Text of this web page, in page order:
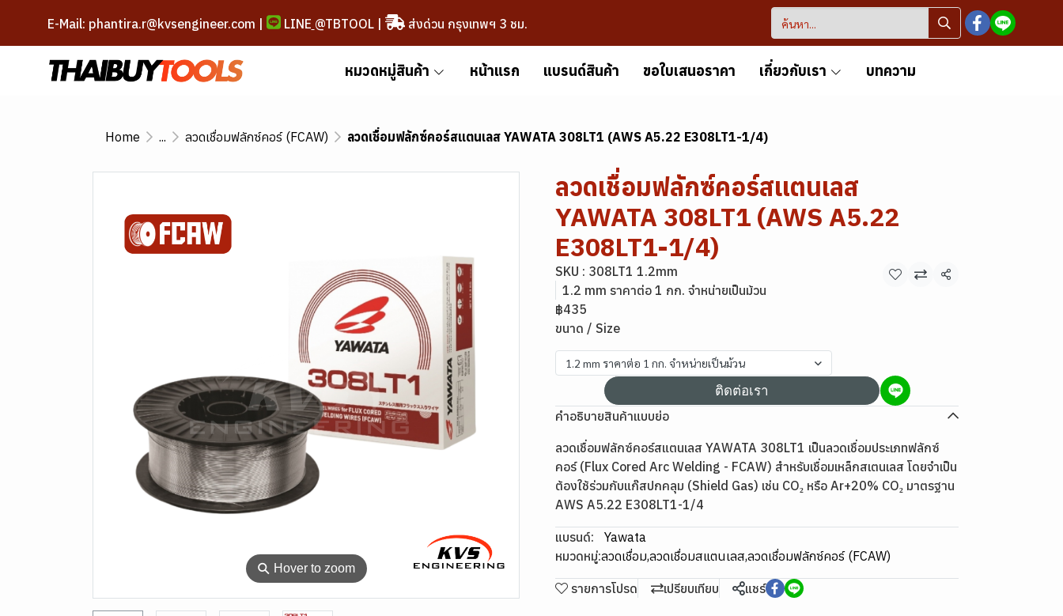
E-Mail: phantira.r@kvsengineer.com | LINE @TBTOOL| ส่งด่วน กรุงเทพฯ 3 ชม.
หมวดหมู่สินค้า หน้าแรก แบรนด์สินค้า ขอใบเสนอราคา เกี่ยวกับเรา บทความ
Home ... ลวดเชื่อมฟลักซ์คอร์ (FCAW) ลวดเชื่อมฟลักซ์คอร์สแตนเลส YAWATA 308LT1 (AWS A5.22 E308LT1-1/4)
⚲ Hover to zoom
ลวดเชื่อมฟลักซ์คอร์สแตนเลส
YAWATA 308LT1 (AWS A5.22
E308LT1-1/4)
SKU : 308LT1 1.2mm
1.2 mm ราคาต่อ 1 กก. จำหน่ายเป็นม้วน
แชร์
฿435
ขนาด / Size
1.2 mm ราคาต่อ 1 กก. จำหน่ายเป็นม้วน
ติดต่อเรา
คำอธิบายสินค้าแบบย่อ
ลวดเชื่อมฟลักซ์คอร์สแตนเลส YAWATA 308LT1 เป็นลวดเชื่อมประเภทฟลักซ์
คอร์ (Flux Cored Arc Welding - FCAW) สำหรับเชื่อมเหล็กสเตนเลส โดยจำเป็น
ต้องใช้ร่วมกับแก๊สปกคลุม (Shield Gas) เช่น CO₂ หรือ Ar+20% CO₂ มาตรฐาน
AWS A5.22 E308LT1-1/4
แบรนด์:
Yawata
หมวดหมู่:ลวดเชื่อม,ลวดเชื่อมสแตนเลส,ลวดเชื่อมฟลักซ์คอร์ (FCAW)
รายการโปรด เปรียบเทียบ แชร์